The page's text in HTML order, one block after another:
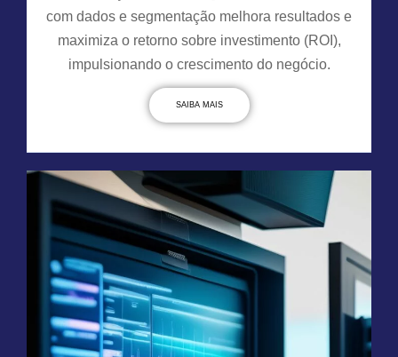
com dados e segmentação melhora resultados e
maximiza o retorno sobre investimento (ROI),
impulsionando o crescimento do negócio.
SAIBA MAIS